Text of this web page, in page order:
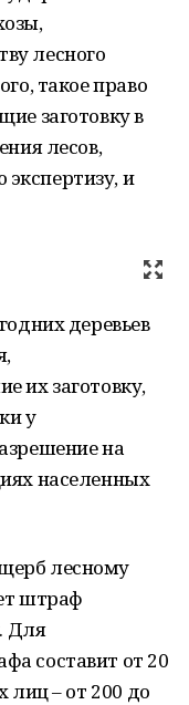
лесного
такое право
заготовку в
лесов,
и
деревьев
их заготовку,
у
на
населенных
лесному
штраф
Для
составит от 20
лиц – от 200 до